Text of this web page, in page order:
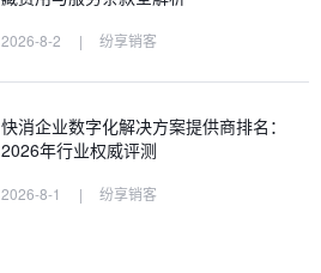
2026-8-2 | 纷享销客
快消企业数字化解决方案提供商排名：
2026年行业权威评测
2026-8-1 | 纷享销客